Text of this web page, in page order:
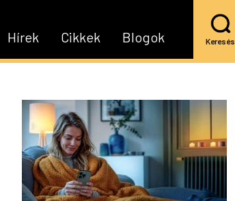
Blogok
Cikkek
Hírek Keresés